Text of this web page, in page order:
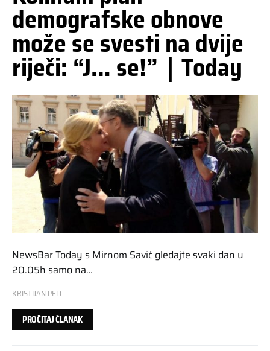
demografske obnove
može se svesti na dvije
riječi: “J… se!”｜Today
NewsBar Today s Mirnom Savić gledajte svaki dan u
20.05h samo na…
KRISTIJAN PELC
PROČITAJ ČLANAK